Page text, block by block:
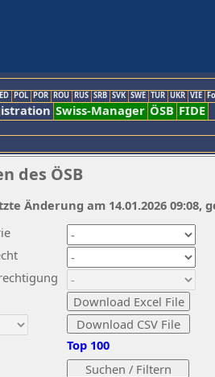
POL POR ROU RUS SRB SVK SWE TUR UKR VIE
Swiss-Manager ÖSB FIDE
des ÖSB
Top 100
Änderung am 14.01.2026